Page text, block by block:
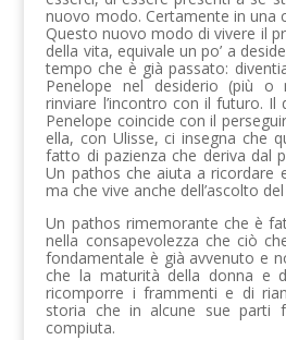
nuovo modo. Certamente in una
Questo nuovo modo di vivere il
della vita, equivale un po’ a
tempo che è già passato:
Penelope nel desiderio (più o
rinviare l’incontro con il futuro.
Penelope coincide con il
ella, con Ulisse, ci insegna che
fatto di pazienza che deriva dal
Un pathos che aiuta a ricordare
ma che vive anche dell’ascolto
Un pathos rimemorante che è
nella consapevolezza che ciò
fondamentale è già avvenuto e
che la maturità della donna e
ricomporre i frammenti e di
storia che in alcune sue parti
compiuta.